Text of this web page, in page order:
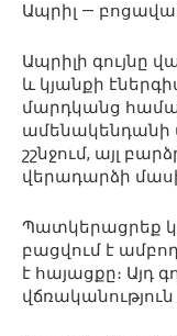
Ապրիլ —
Ապրիլի գույնը
և կյանքի
մարդկանց
ամենակենդանի
շշնջում, այլ
վերադարձի
Պատկերացրեք
բացվում է
է հայացքը։ Այդ